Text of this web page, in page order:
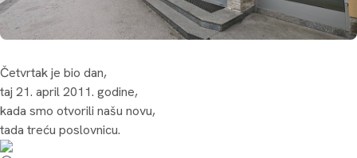
Četvrtak je bio dan,
taj 21. april 2011. godine,
kada smo otvorili našu novu,
tada treću poslovnicu.